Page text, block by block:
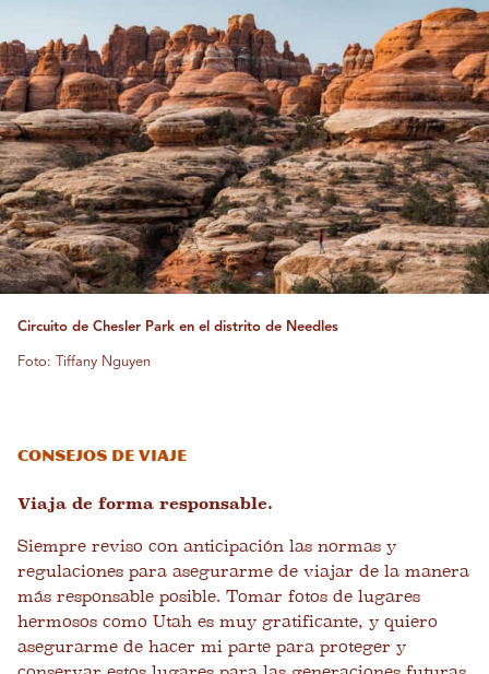
Circuito de Chesler Park en el distrito de Needles
Foto: Tiffany Nguyen
Consejos de viaje
Viaja de forma responsable.
Siempre reviso con anticipación las normas y
regulaciones para asegurarme de viajar de la manera
más responsable posible. Tomar fotos de lugares
hermosos como Utah es muy gratificante, y quiero
asegurarme de hacer mi parte para proteger y